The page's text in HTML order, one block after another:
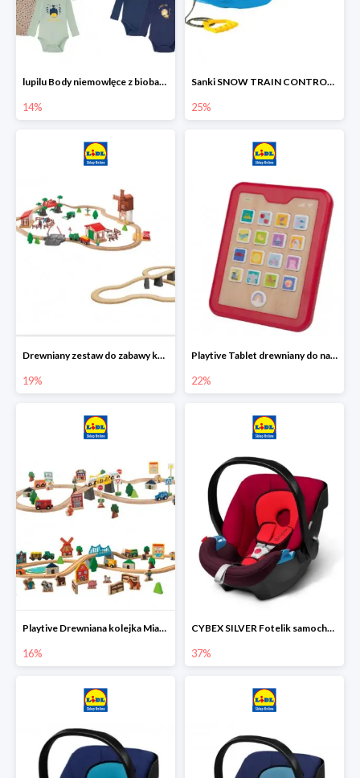
lupilu Body niemowlęce z biobawełny
14%
Sanki SNOW TRAIN CONTROL -25%
25%
Drewniany zestaw do zabawy kolejką - farma i wiadukt
19%
Playtive Tablet drewniany do nauki, interaktywny
22%
Playtive Drewniana kolejka Miasto lub Farma
16%
CYBEX SILVER Fotelik samochodowy
37%